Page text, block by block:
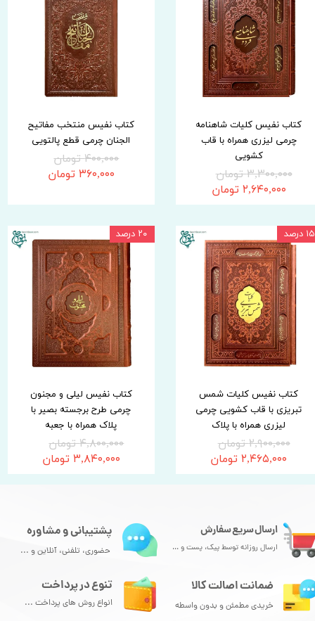
کتاب نفیس کلیات شاهنامه
چرمی لیزری همراه با قاب
کشویی
۳,۳۰۰,۰۰۰ تومان
۲,۶۴۰,۰۰۰ تومان
کتاب نفیس منتخب مفاتیح
الجنان چرمی قطع پالتویی
۴۰۰,۰۰۰ تومان
۳۶۰,۰۰۰ تومان
کتاب نفیس کلیات شمس
تبریزی با قاب کشویی چرمی
لیزری همراه با پلاک
۲,۹۰۰,۰۰۰ تومان
۲,۴۶۵,۰۰۰ تومان
۱۵ درصد
کتاب نفیس لیلی و مجنون
چرمی طرح برجسته بصیر با
پلاک همراه با جعبه
۴,۸۰۰,۰۰۰ تومان
۳,۸۴۰,۰۰۰ تومان
۲۰ درصد
ارسال سریع سفارش
ارسال روزانه توسط پیک، پست و ...
تنوع در پرداخت
انواع روش های پرداخت ...
پشتیبانی و مشاوره
حضوری، تلفنی، آنلاین و ...
ضمانت اصالت کالا
خریدی مطمئن و بدون واسطه